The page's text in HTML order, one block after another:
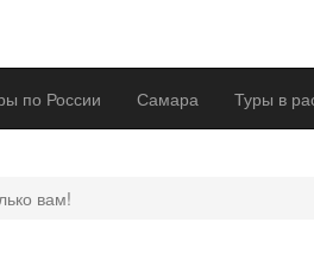
по России Самара Туры в
вам!